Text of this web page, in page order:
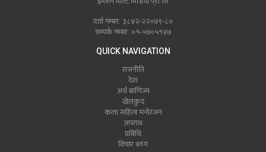
दर्ता नम्बर: ३८४२-२२०७९-८०
सम्पर्क नम्बर: ०१-५७०५१४७
QUICK NAVIGATION
राजनीति
देश
अर्थ बाणिज्य
खेलकुद
कला सहित्य मनोरंजन
अपराध
प्रबिधि
विचार ब्लग